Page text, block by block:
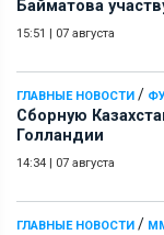
Байматова
15:51 07 августа
ГЛАВНЫЕ НОВОСТИ /
Сборную
Голландии
14:34 07 августа
ГЛАВНЫЕ НОВОСТИ /